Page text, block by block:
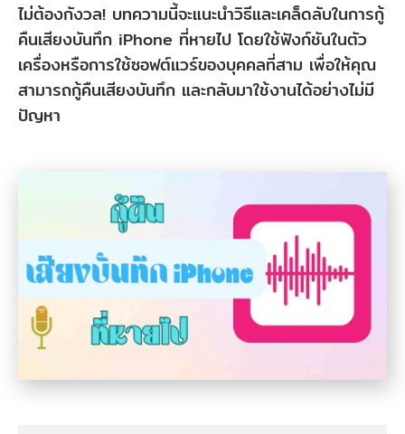
ไม่ต้องกังวล! บทความนี้จะแนะนำวิธีและเคล็ดลับในการกู้
คืนเสียงบันทึก iPhone ที่หายไป โดยใช้ฟังก์ชันในตัว
เครื่องหรือการใช้ซอฟต์แวร์ของบุคคลที่สาม เพื่อให้คุณ
สามารถกู้คืนเสียงบันทึก และกลับมาใช้งานได้อย่างไม่มี
ปัญหา